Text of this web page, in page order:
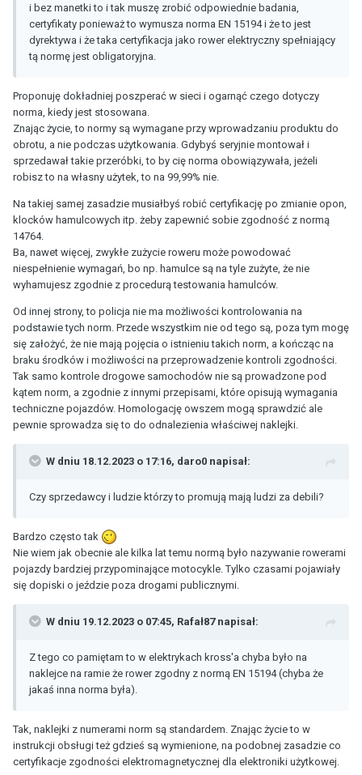
i bez manetki to i tak muszę zrobić odpowiednie badania,
certyfikaty ponieważ to wymusza norma EN 15194 i że to jest
dyrektywa i że taka certyfikacja jako rower elektryczny spełniający
tą normę jest obligatoryjna.
Proponuję dokładniej poszperać w sieci i ogarnąć czego dotyczy
norma, kiedy jest stosowana.
Znając życie, to normy są wymagane przy wprowadzaniu produktu do
obrotu, a nie podczas użytkowania. Gdybyś seryjnie montował i
sprzedawał takie przeróbki, to by cię norma obowiązywała, jeżeli
robisz to na własny użytek, to na 99,99% nie.
Na takiej samej zasadzie musiałbyś robić certyfikację po zmianie opon,
klocków hamulcowych itp. żeby zapewnić sobie zgodność z normą
14764.
Ba, nawet więcej, zwykłe zużycie roweru może powodować
niespełnienie wymagań, bo np. hamulce są na tyle zużyte, że nie
wyhamujesz zgodnie z procedurą testowania hamulców.
Od innej strony, to policja nie ma możliwości kontrolowania na
podstawie tych norm. Przede wszystkim nie od tego są, poza tym mogę
się założyć, że nie mają pojęcia o istnieniu takich norm, a kończąc na
braku środków i możliwości na przeprowadzenie kontroli zgodności.
Tak samo kontrole drogowe samochodów nie są prowadzone pod
kątem norm, a zgodnie z innymi przepisami, które opisują wymagania
techniczne pojazdów. Homologację owszem mogą sprawdzić ale
pewnie sprowadza się to do odnalezienia właściwej naklejki.
W dniu 18.12.2023 o 17:16, daro0 napisał:
Czy sprzedawcy i ludzie którzy to promują mają ludzi za debili?
Bardzo często tak
Nie wiem jak obecnie ale kilka lat temu normą było nazywanie rowerami
pojazdy bardziej przypominające motocykle. Tylko czasami pojawiały
się dopiski o jeździe poza drogami publicznymi.
W dniu 19.12.2023 o 07:45, Rafał87napisał:
Z tego co pamiętam to w elektrykach kross'a chyba było na
naklejce na ramie że rower zgodny z normą EN 15194 (chyba że
jakaś inna norma była).
Tak, naklejki z numerami norm są standardem. Znając życie to w
instrukcji obsługi też gdzieś są wymienione, na podobnej zasadzie co
certyfikacje zgodności elektromagnetycznej dla elektroniki użytkowej.